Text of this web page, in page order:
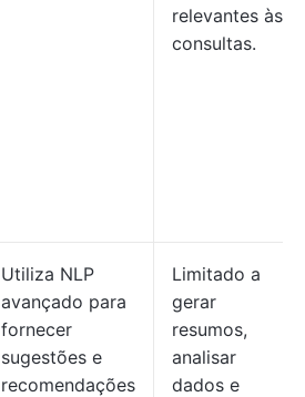
relevantes às
consultas.
Utiliza NLP
avançado para
fornecer
sugestões e
recomendações
Limitado a
gerar
resumos,
analisar
dados e